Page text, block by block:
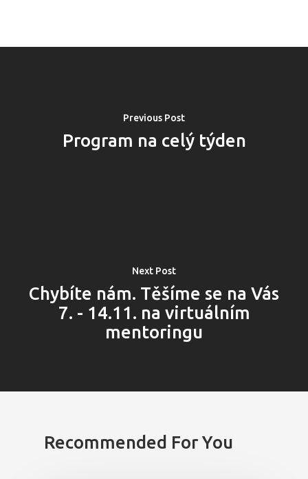
Previous Post
Program na celý týden
Next Post
Chybíte nám. Těšíme se na Vás
7. - 14.11. na virtuálním
mentoringu
Recommended For You
PŘIHLÁŠENÍ
Domů
Osobnosti